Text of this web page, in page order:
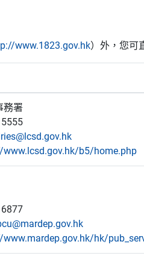
www.1823.gov.hk）外，您可
務署
www.lcsd.gov.hk/b5/home.php
hk/